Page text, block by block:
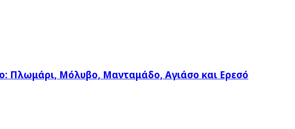
Πλωμάρι, Μόλυβο, Μανταμάδο, Αγιάσο και Ερεσό